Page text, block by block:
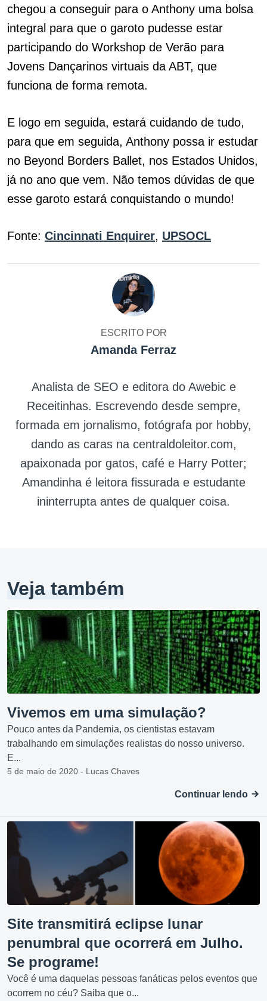
chegou a conseguir para o Anthony uma bolsa
integral para que o garoto pudesse estar
participando do Workshop de Verão para
Jovens Dançarinos virtuais da ABT, que
funciona de forma remota.
E logo em seguida, estará cuidando de tudo,
para que em seguida, Anthony possa ir estudar
no Beyond Borders Ballet, nos Estados Unidos,
já no ano que vem. Não temos dúvidas de que
esse garoto estará conquistando o mundo!
Fonte: Cincinnati Enquirer, UPSOCL
ESCRITO POR
Amanda Ferraz
Analista de SEO e editora do Awebic e
Receitinhas. Escrevendo desde sempre,
formada em jornalismo, fotógrafa por hobby,
dando as caras na centraldoleitor.com,
apaixonada por gatos, café e Harry Potter;
Amandinha é leitora fissurada e estudante
ininterrupta antes de qualquer coisa.
Veja também
Vivemos em uma simulação?
Pouco antes da Pandemia, os cientistas estavam
trabalhando em simulações realistas do nosso universo.
E...
5 de maio de 2020 - Lucas Chaves
Continuar lendo
Site transmitirá eclipse lunar
penumbral que ocorrerá em Julho.
Se programe!
Você é uma daquelas pessoas fanáticas pelos eventos que
ocorrem no céu? Saiba que o...